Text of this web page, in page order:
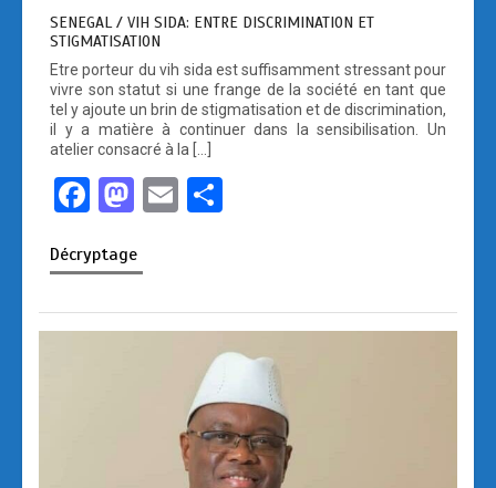
SENEGAL / VIH SIDA: ENTRE DISCRIMINATION ET
STIGMATISATION
Etre porteur du vih sida est suffisamment stressant pour
vivre son statut si une frange de la société en tant que
tel y ajoute un brin de stigmatisation et de discrimination,
il y a matière à continuer dans la sensibilisation. Un
atelier consacré à la […]
F
ce
b
o
M
st
o
d
E
g
er
Décryptage